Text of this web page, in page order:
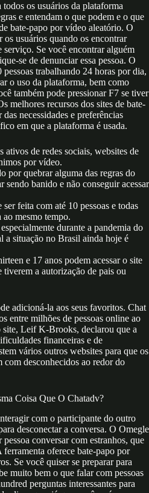
os usuários da plataforma
e entendam o que podem e o que
bate-papo por vídeo aleatório. O
usuários quando os encontrar
serviço. Se você encontrar alguém
se de denunciar essa pessoa. O
trabalhando 24 horas por dia,
o uso da plataforma, bem como
também pode pressionar F7 se tiver
melhores recursos dos sites de bate-
necessidades e preferências
em que a plataforma é usada.
ativos de redes sociais, websites de
por vídeo.
por quebrar alguma das regras do
sendo banido e não conseguir acessar
feita com até 10 pessoas e todas
mesmo tempo.
durante a pandemia do
a situação no Brasil ainda hoje é
e 17 anos podem acessar o site
tiverem a autorização de pais ou
adicioná-la aos seus favoritos. Chat
entre milhões de pessoas online ao
Leif K-Brooks, declarou que a
financeiras e de
vários outros websites para que os
com desconhecidos ao redor do
Coisa Que O Chatadv?
com o participante do outro
desconectar a conversa. O Omegle
conversar com estranhos, que
oferece bate-papo por
Se você quiser se preparar para
muito bem o que falar com pessoas
perguntas interessantes para